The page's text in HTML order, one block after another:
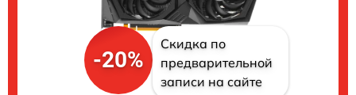
-20%
Скидка по
предварительной
записи на сайте